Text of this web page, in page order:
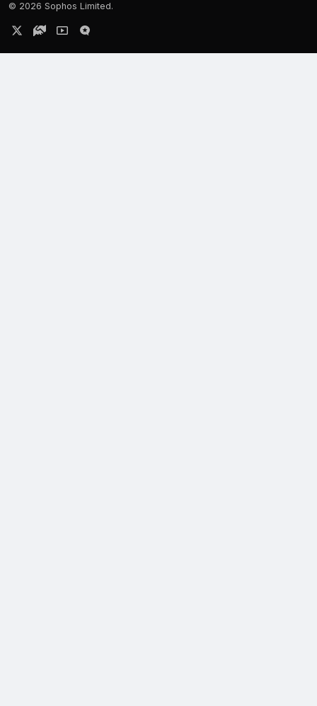
© 2026 Sophos Limited.